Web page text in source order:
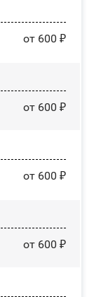
от 600 ₽
от 600 ₽
от 600 ₽
от 600 ₽